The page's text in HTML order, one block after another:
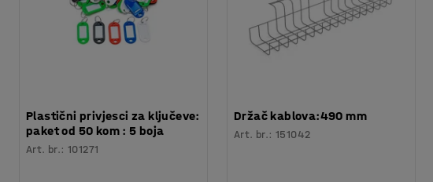
Plastični privjesci za ključeve:
paket od 50 kom : 5 boja
Art. br.:101271
Držač kablova:490 mm
Art. br.:151042